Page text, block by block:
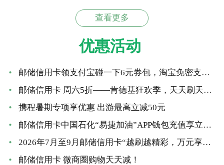
查看更多
优惠活动
邮储信用卡领支付宝碰一下6元券包，淘宝免密支付立减6元
邮储信用卡 周六5折——肯德基狂欢季，天天刷天天减！
携程暑期专项享优惠 出游最高立减50元
邮储信用卡中国石化“易捷加油”APP钱包充值享立减 最高优惠66元
2026年7月至9月邮储信用卡“越刷越精彩，万元享好礼”大额达标营销活动
邮储信用卡 微商圈购物天天减！